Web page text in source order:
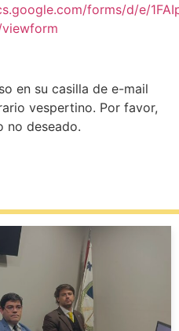
forms/d/e/
viewform
en su casilla de e-mail
vespertino. Por favor,
no deseado.